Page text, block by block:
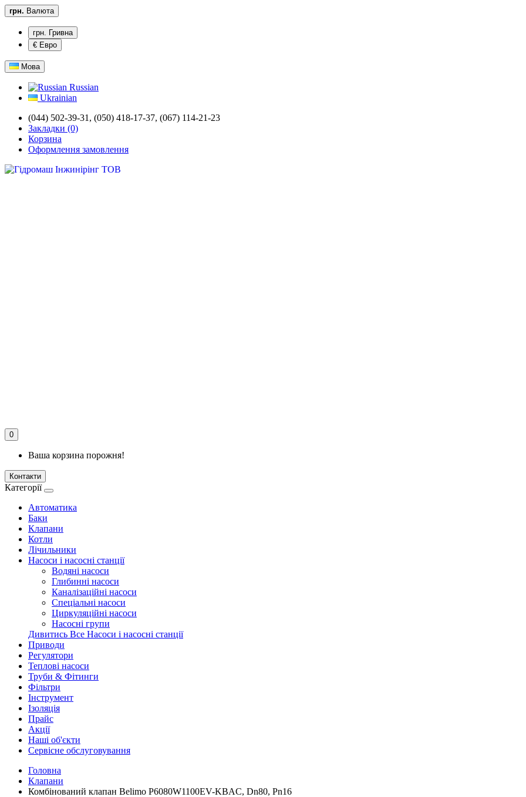
грн. Валюта
грн. Гривна
€ Евро
Мова
Russian
Ukrainian
(044) 502-39-31, (050) 418-17-37, (067) 114-21-23
Закладки (0)
Корзина
Оформлення замовлення
0
Ваша корзина порожня!
Контакти
Категорії
Автоматика
Баки
Клапани
Котли
Лічильники
Насоси і насосні станції
Водяні насоси
Глибинні насоси
Каналізаційні насоси
Спеціальні насоси
Циркуляційні насоси
Насосні групи
Дивитись Все Насоси і насосні станції
Приводи
Регулятори
Теплові насоси
Труби & Фітинги
Фільтри
Інструмент
Ізоляція
Прайс
Акції
Наші об'єкти
Сервісне обслуговування
Головна
Клапани
Комбінований клапан Belimo P6080W1100EV-KBAC, Dn80, Pn16